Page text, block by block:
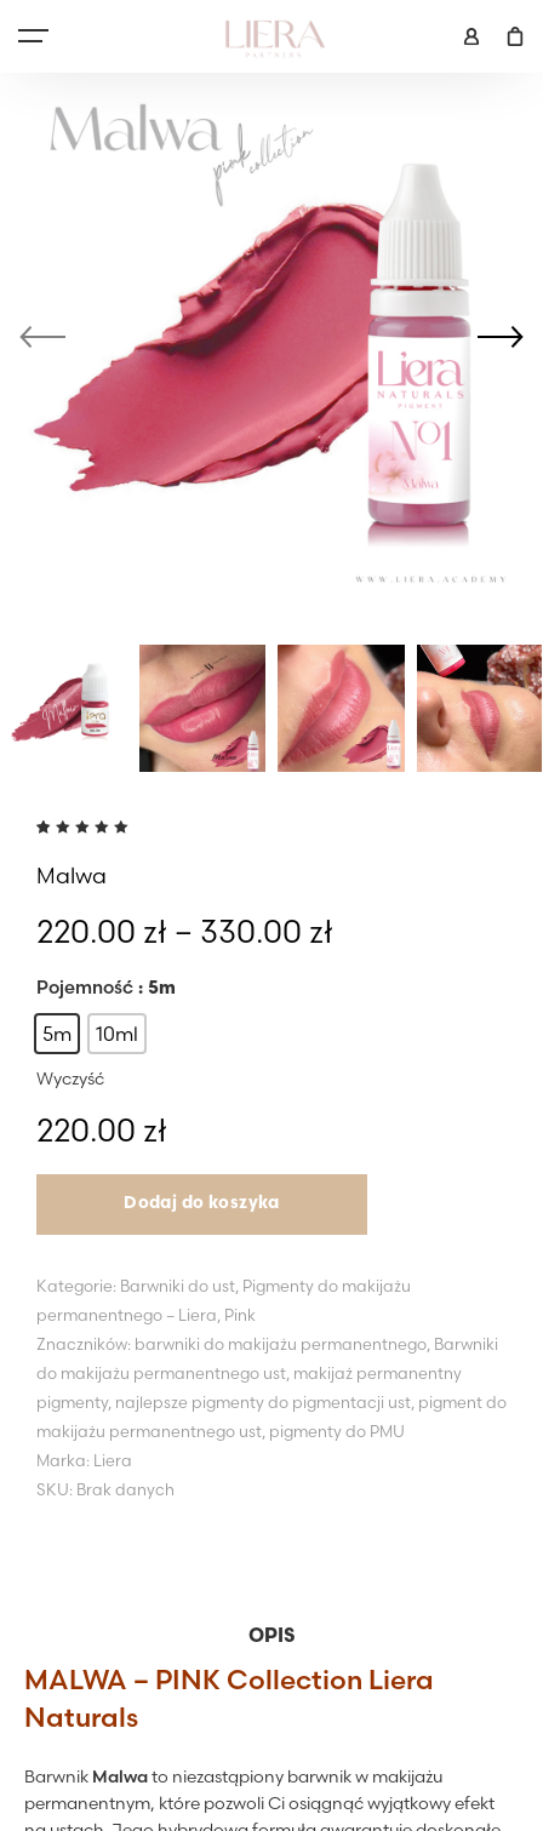
5 na
podstawie
Malwa
220.00 zł – 330.00 zł
Pojemność : 5m
5m 10ml
Wyczyść
220.00 zł
Dodaj do koszyka
SKU: Brak danych
Kategorie: Barwniki do ust Pigmenty do makijażu
permanentnego – Liera Pink
Znaczników: barwniki do makijażu permanentnego Barwniki
do makijażu permanentnego ust makijaż permanentny
pigmenty, najlepsze pigmenty do pigmentacji ust pigment do
makijażu permanentnego ust pigmenty do PMU
Marka: Liera
OPIS
MALWA – PINK Collection Liera
Naturals
Barwnik Malwato niezastąpiony barwnik w makijażu
permanentnym, które pozwoli Ci osiągnąć wyjątkowy efekt